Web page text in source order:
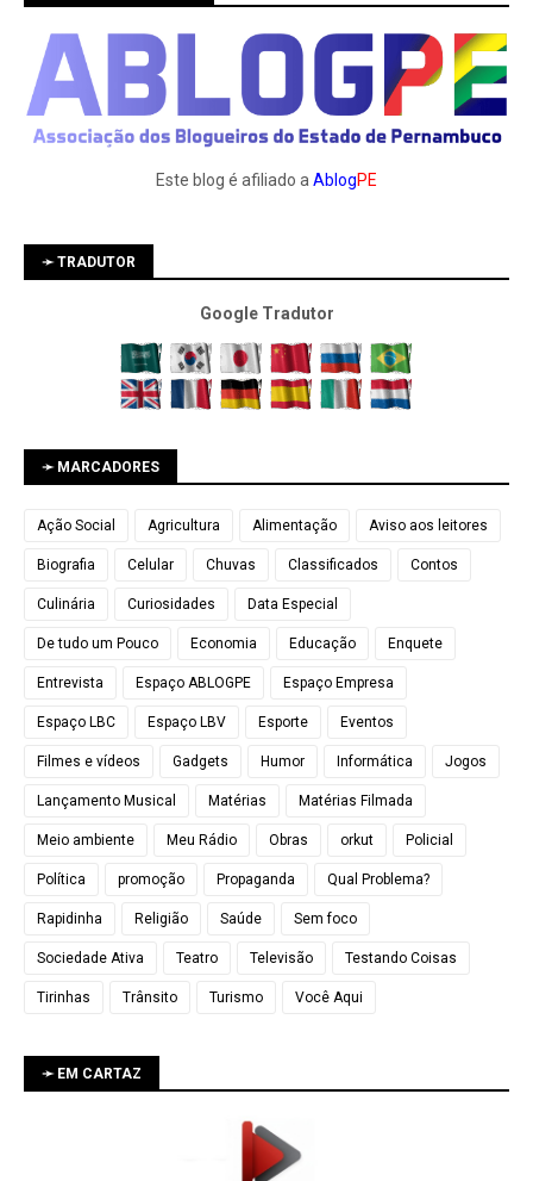
Este blog é afiliado a AblogPE
➛ TRADUTOR
Google Tradutor
➛ MARCADORES
Ação Social Agricultura Alimentação Aviso aos leitores
Biografia Celular Chuvas Classificados Contos
Culinária Curiosidades Data Especial
De tudo um Pouco Economia Educação Enquete
Entrevista Espaço ABLOGPE Espaço Empresa
Espaço LBC Espaço LBV Esporte Eventos
Filmes e vídeos Gadgets Humor Informática Jogos
Lançamento Musical Matérias Matérias Filmada
Meio ambiente Meu Rádio Obras orkut Policial
Política promoção Propaganda Qual Problema?
Rapidinha Religião Saúde Sem foco
Sociedade Ativa Teatro Televisão Testando Coisas
Tirinhas Trânsito Turismo Você Aqui
➛ EM CARTAZ